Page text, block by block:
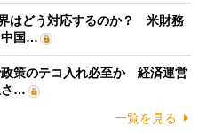
はどう対応するのか？ 米財務
中国…
策のテコ入れ必至か 経済運営
さ…
一覧を見る